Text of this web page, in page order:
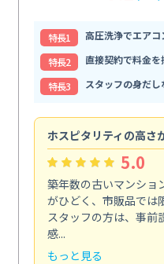
特⻑1
高圧洗浄でエア
特⻑2
直接契約で料金
特⻑3
スタッフの身だ
ホスピタリティの高さ
5.0
築年数の古いマンショ
がひどく、市販品では
スタッフの方は、事前
感...
もっと見る